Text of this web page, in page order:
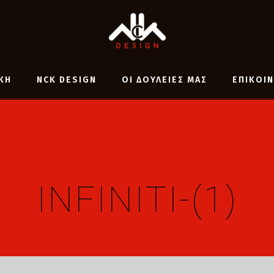
NCK DESIGN ΟΙ ΔΟΥΛΕΙΕΣ ΜΑΣ
INFINITI-(1)